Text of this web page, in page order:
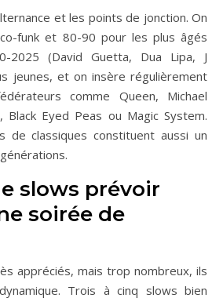
et les points de jonction. On
funk et 80-90 pour les plus âgés
2025 (David Guetta, Dua Lipa, J
jeunes, et on insère régulièrement
comme Queen, Michael
Black Eyed Peas ou Magic System.
de classiques constituent aussi un
slows prévoir
soirée de
appréciés, mais trop nombreux, ils
Trois à cinq slows bien